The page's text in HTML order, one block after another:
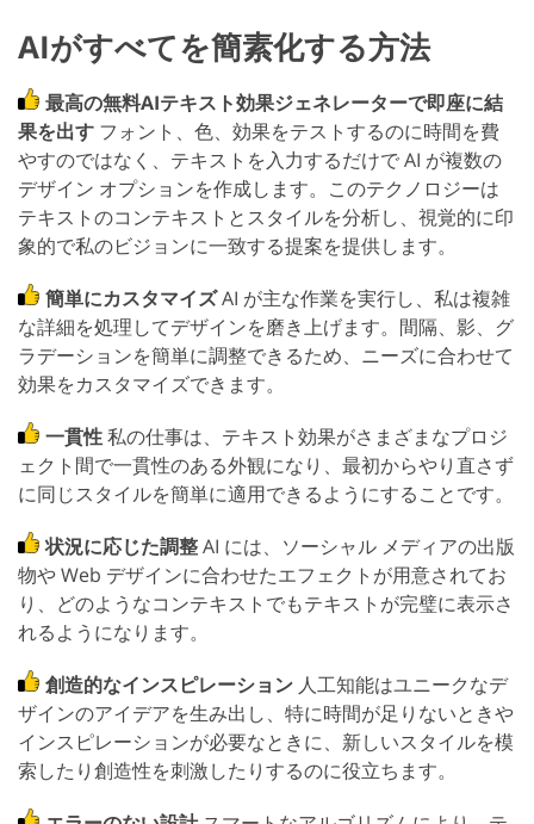
AIがすべてを簡素化する方法
最高の無料AIテキスト効果ジェネレーターで即座に結
果を出す フォント、色、効果をテストするのに時間を費
やすのではなく、テキストを入力するだけで AI が複数の
デザイン オプションを作成します。このテクノロジーは
テキストのコンテキストとスタイルを分析し、視覚的に印
象的で私のビジョンに一致する提案を提供します。
簡単にカスタマイズAI が主な作業を実行し、私は複雑
な詳細を処理してデザインを磨き上げます。間隔、影、グ
ラデーションを簡単に調整できるため、ニーズに合わせて
効果をカスタマイズできます。
一貫性私の仕事は、テキスト効果がさまざまなプロジ
ェクト間で一貫性のある外観になり、最初からやり直さず
に同じスタイルを簡単に適用できるようにすることです。
状況に応じた調整AI には、ソーシャル メディアの出版
物や Web デザインに合わせたエフェクトが用意されてお
り、どのようなコンテキストでもテキストが完璧に表示さ
れるようになります。
創造的なインスピレーション 人工知能はユニークなデ
ザインのアイデアを生み出し、特に時間が足りないときや
インスピレーションが必要なときに、新しいスタイルを模
索したり創造性を刺激したりするのに役立ちます。